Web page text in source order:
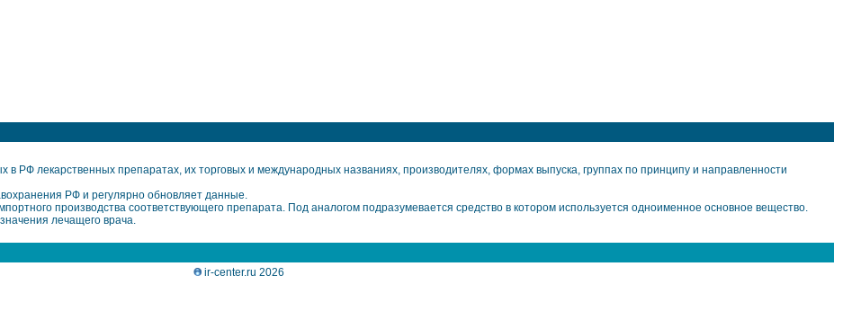
РФ лекарственных препаратах, их торговых и международных названиях, производителях, формах выпуска, группах по принципу и направленности
РФ и регулярно обновляет данные.
производства соответствующего препарата. Под аналогом подразумевается средство в котором используется одноименное основное вещество.
лечащего врача.
ir-center.ru 2026